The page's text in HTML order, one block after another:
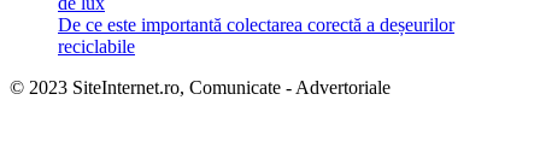
De ce este importantă colectarea corectă a deșeurilor
reciclabile
© 2023 SiteInternet.ro, Comunicate - Advertoriale